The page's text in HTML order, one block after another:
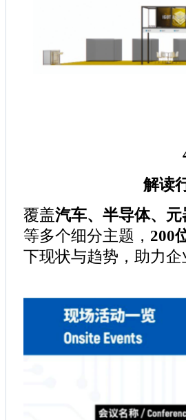
解读
覆盖汽车、半导体、
等多个细分主题， 200
下现状与趋势，助力